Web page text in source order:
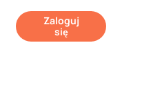
Zaloguj
się